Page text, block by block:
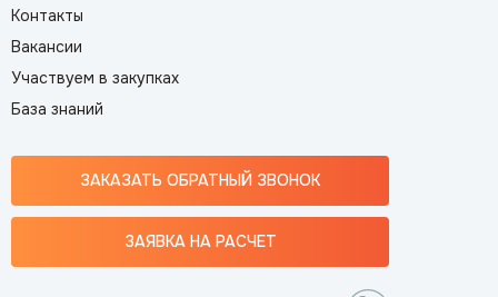
Контакты
Вакансии
Участвуем в закупках
База знаний
ЗАКАЗАТЬ ОБРАТНЫЙ ЗВОНОК
ЗАЯВКА НА РАСЧЕТ